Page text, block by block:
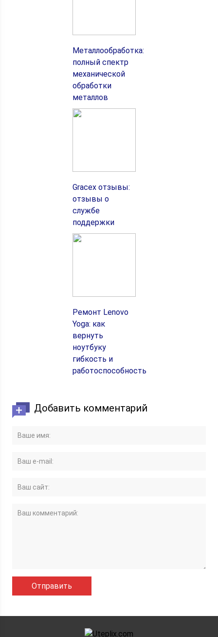
Металлообработка:
полный спектр
механической
обработки
металлов
Gracex отзывы:
отзывы о
службе
поддержки
Ремонт Lenovo
Yoga: как
вернуть
ноутбуку
гибкость и
работоспособность
Добавить комментарий